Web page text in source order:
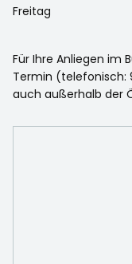
Freitag
Für Ihre Anliegen im
Termin (telefonisch:
auch außerhalb der